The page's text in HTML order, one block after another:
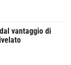
vantaggio di